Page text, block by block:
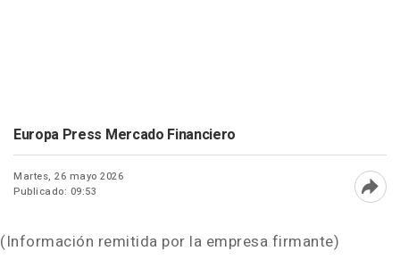
Europa Press Mercado Financiero
Martes, 26 mayo 2026
Publicado: 09:53
(Información remitida por la empresa firmante)